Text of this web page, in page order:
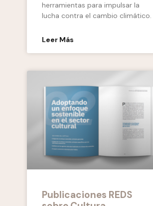
herramientas para impulsar la
lucha contra el cambio climático.
Leer Más
Publicaciones REDS